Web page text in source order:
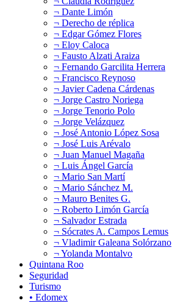
¬ Dante Limón
¬ Derecho de réplica
¬ Edgar Gómez Flores
¬ Eloy Caloca
¬ Fausto Alzati Araiza
¬ Fernando Garcilita Herrera
¬ Francisco Reynoso
¬ Javier Cadena Cárdenas
¬ Jorge Castro Noriega
¬ Jorge Tenorio Polo
¬ Jorge Velázquez
¬ José Antonio López Sosa
¬ José Luis Arévalo
¬ Juan Manuel Magaña
¬ Luis Ángel García
¬ Mario San Martí
¬ Mario Sánchez M.
¬ Mauro Benites G.
¬ Roberto Limón García
¬ Salvador Estrada
¬ Sócrates A. Campos Lemus
¬ Vladimir Galeana Solórzano
¬ Yolanda Montalvo
Quintana Roo
Seguridad
Turismo
• Edomex